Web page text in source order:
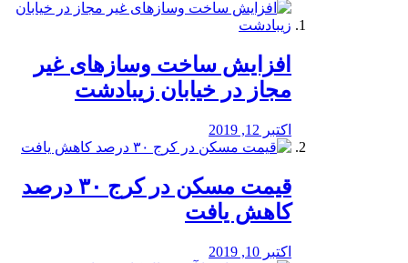
افزایش ساخت وسازهای غیر
مجاز در خیابان زیبادشت
اکتبر 12, 2019
️قیمت مسکن در کرج ۳۰ درصد
کاهش یافت
اکتبر 10, 2019